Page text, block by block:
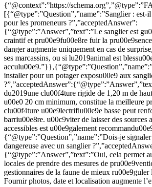
{“@context”:”https://
[{“@type”:”Question”,”name”:”Sanglier : est-
pour les promeneurs ?”,”acceptedAnswer”:
{“@type”:”Answer”,”text”:”Le sanglier est
craintif et pru00e9fu00e8re fuir la
danger augmente uniquement en cas de
ses marcassins, ou si lu2019animal est
installer pour un potager exposu00e9 aux
du2019une clu00f4ture rigide de 1,20 m de
u00e0 20 cm minimum, constitue la meilleure
clu00f4ture u00e9lectrifiu00e9e basse peut
barriu00e8re. u00c9viter de laisser des sources
accessibles est u00e9galement
{“@type”:”Question”,”name”:”Dois-je
dangereuse avec un sanglier
{“@type”:”Answer”,”text”:”Oui, cela permet
locales de prendre des mesures de
gestionnaires de la faune de mieux ru00e9guler
Fournir photos, date et localisation augmente